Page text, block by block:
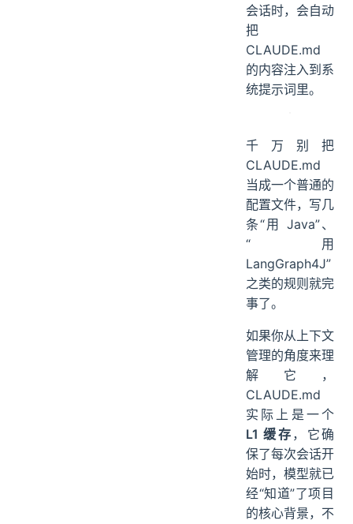
会话时，会自动
把
CLAUDE.md
的内容注入到系
统提示词里。
千万别把
CLAUDE.md
当成一个普通的
配置文件，写几
条“用 Java”、
“用
LangGraph4J”
之类的规则就完
事了。
如果你从上下文
管理的角度来理
解它，
CLAUDE.md
实际上是一个
L1 缓存 ，它确
保了每次会话开
始时，模型就已
经“知道”了项目
的核心背景，不